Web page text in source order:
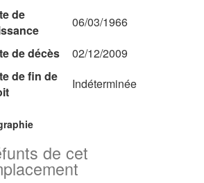
de
06/03/1966
de décès
02/12/2009
de fin de
Indéterminée
de cet